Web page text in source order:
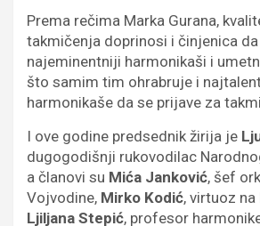
Prema rečima Marka Gurana,
takmičenja doprinosi i činjenica
najeminentniji harmonikaši i
što samim tim ohrabruje i
harmonikaše da se prijave za
I ove godine predsednik žirija je
dugogodišnji rukovodilac
a članovi su Mića Janković, šef
Vojvodine, Mirko Kodić, virtuoz
Ljiljana Stepić, profesor